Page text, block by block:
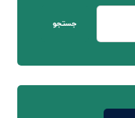
جستجو